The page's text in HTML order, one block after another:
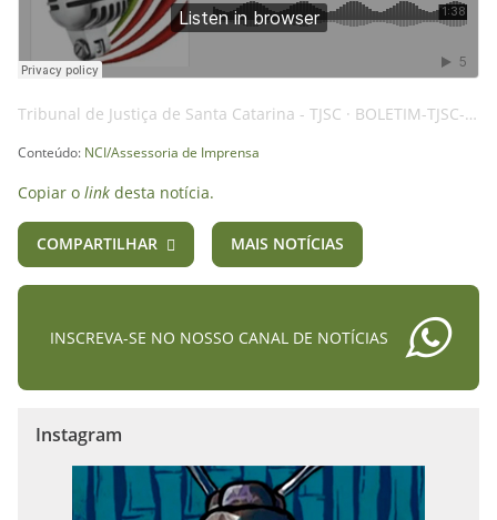
Tribunal de Justiça de Santa Catarina - TJSC · BOLETIM-TJSC-09JUN25-CONDUTA-AI
Conteúdo: NCI/Assessoria de Imprensa
Copiar o link desta notícia.
COMPARTILHAR MAIS NOTÍCIAS
INSCREVA-SE NO NOSSO CANAL DE NOTÍCIAS
Instagram